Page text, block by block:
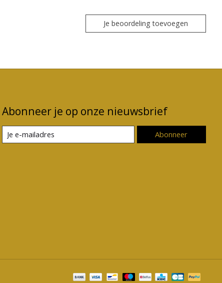
Je beoordeling toevoegen
Abonneer je op onze nieuwsbrief
Abonneer